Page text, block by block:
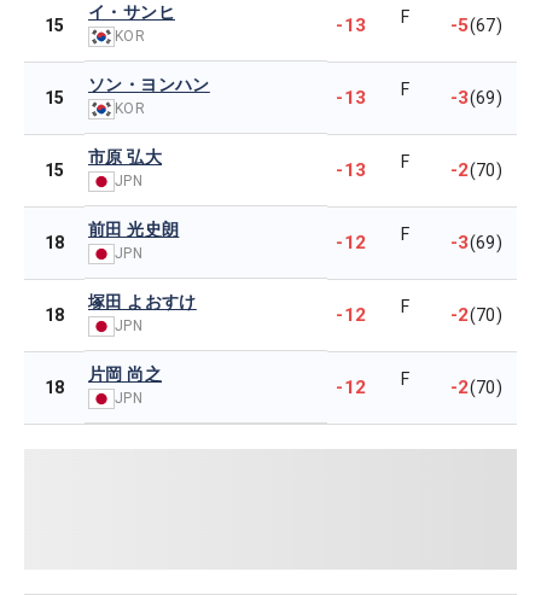
15
イ・サンヒ
KOR -13 F -5(67)
15
ソン・ヨンハン
KOR -13 F -3(69)
15
市原 弘大
JPN -13 F -2(70)
18
前田 光史朗
JPN -12 F -3(69)
18
塚田 よおすけ
JPN -12 F -2(70)
18
片岡 尚之
JPN -12 F -2(70)